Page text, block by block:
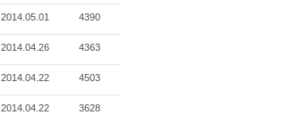
2014.05.01 4390
2014.04.26 4363
2014.04.22 4503
2014.04.22 3628